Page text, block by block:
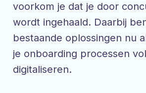
voorkom je dat je door
wordt ingehaald. Daarbij
bestaande oplossingen nu
je onboarding processen
digitaliseren.